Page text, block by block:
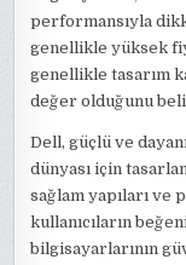
performansıyla
genellikle yüksek
genellikle tasarım
değer olduğunu
Dell, güçlü ve
dünyası için
sağlam yapıları
kullanıcıların
bilgisayarlarının